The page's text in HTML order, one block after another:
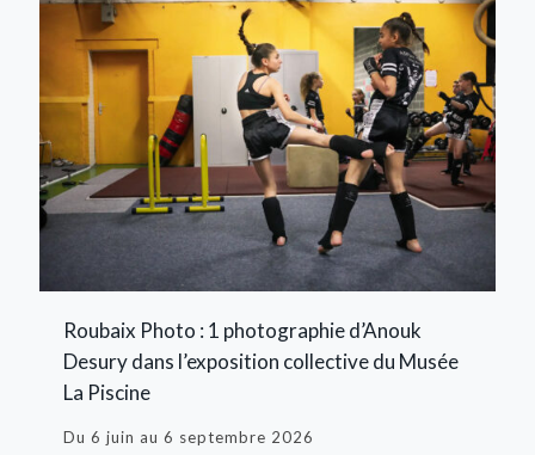
Roubaix Photo : 1 photographie d’Anouk
Desury dans l’exposition collective du Musée
La Piscine
Du 6 juin au 6 septembre 2026